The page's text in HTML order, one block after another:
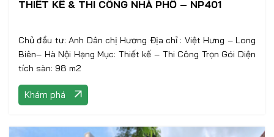
THIẾT KẾ & THI CÔNG NHÀ PHỐ – NP401
Chủ đầu tư: Anh Dân chị Hương Địa chỉ : Việt Hưng – Long
Biên– Hà Nội Hạng Mục: Thiết kế – Thi Công Trọn Gói Diện
tích sàn: 98 m2
Khám phá